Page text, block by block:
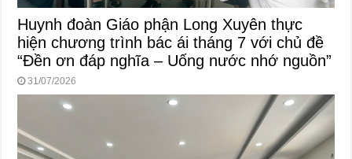
Huynh đoàn Giáo phận Long Xuyên thực
hiện chương trình bác ái tháng 7 với chủ đề
“Đền ơn đáp nghĩa – Uống nước nhớ nguồn”
31/07/2026